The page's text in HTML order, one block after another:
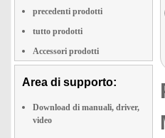
precedenti prodotti
tutto prodotti
Accessori prodotti
Area di supporto:
Download di manuali, driver,
video